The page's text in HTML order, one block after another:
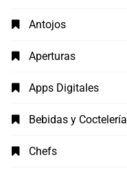
Antojos
Aperturas
Apps Digitales
Bebidas y Coctelería
Chefs